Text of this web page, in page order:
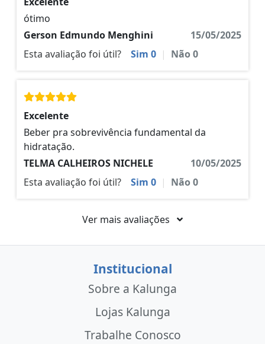
ótimo
Gerson Edmundo Menghini
15/05/2025
Esta avaliação foi útil?
Sim 0 | Não0
Excelente
Beber pra sobrevivência fundamental da
hidratação.
TELMA CALHEIROS NICHELE
10/05/2025
Esta avaliação foi útil?
Sim 0 | Não0
Ver mais avaliações
Institucional
Sobre a Kalunga
Lojas Kalunga
Trabalhe Conosco